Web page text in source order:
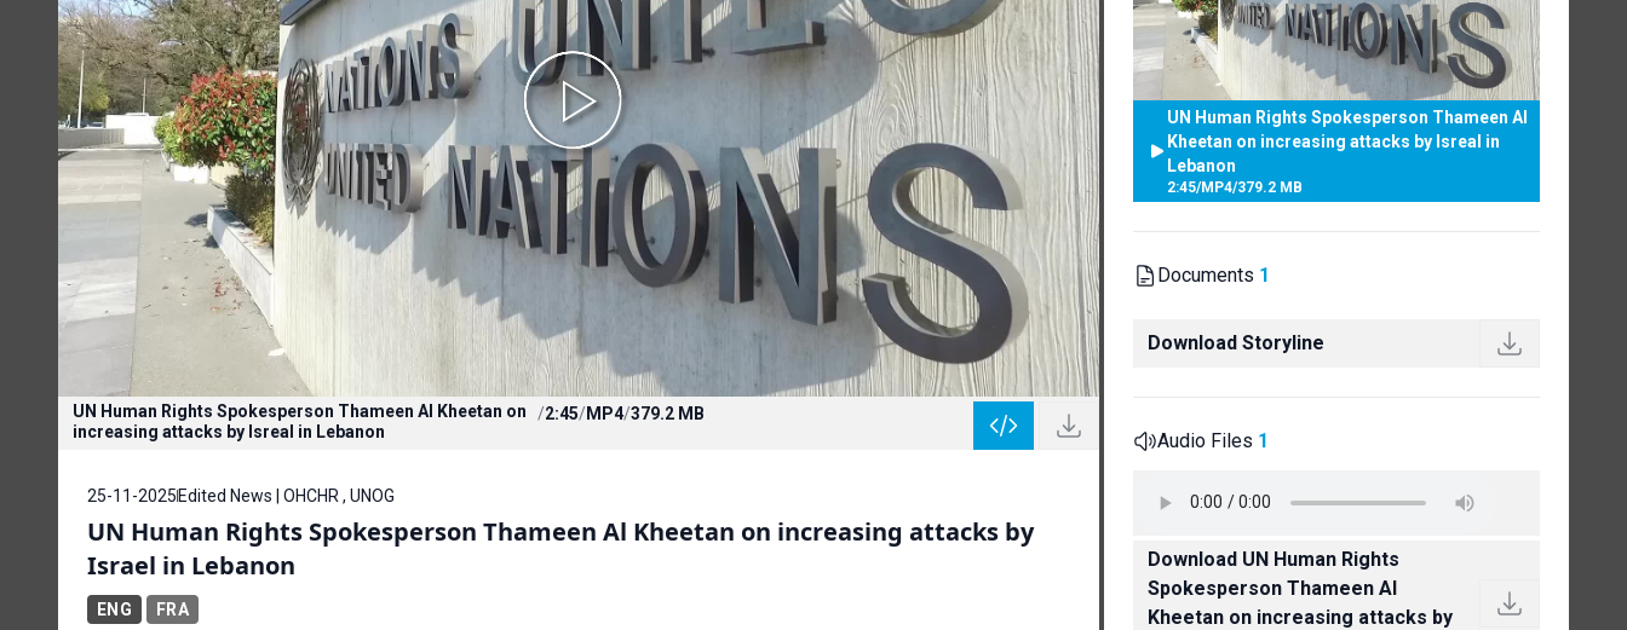
UN Human Rights Spokesperson Thameen Al Kheetan on
increasing attacks by Isreal in Lebanon
/2:45/MP4/379.2 MB
25-11-2025 Edited News | OHCHR , UNOG
UN Human Rights Spokesperson Thameen Al Kheetan on increasing attacks by
Israel in Lebanon
ENG FRA
UN Human Rights Spokesperson Thameen Al
Kheetan on increasing attacks by Isreal in
Lebanon
2:45/MP4/379.2 MB
Documents 1
Download Storyline
Audio Files 1
Download UN Human Rights
Spokesperson Thameen Al
Kheetan on increasing attacks by